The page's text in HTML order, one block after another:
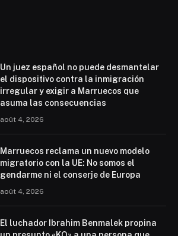
Un juez español no puede desmantelar
el dispositivo contra la inmigración
irregular y exigir a Marruecos que
asuma las consecuencias
août 4, 2026
Marruecos reclama un nuevo modelo
migratorio con la UE: No somos el
gendarme ni el conserje de Europa
août 4, 2026
El luchador Ibrahim Benmalek propina